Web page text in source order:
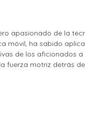
apasionado de la
móvil, ha sabido
de los aficionados
fuerza motriz detrás de